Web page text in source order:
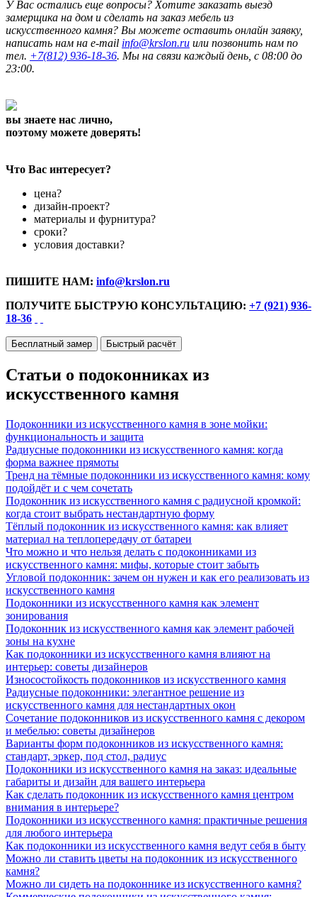
У Вас остались еще вопросы? Хотите заказать выезд
замерщика на дом и сделать на заказ мебель из
искусственного камня? Вы можете оставить онлайн заявку,
написать нам на e-mail info@krslon.ru или позвонить нам по
тел. +7(812) 936-18-36. Мы на связи каждый день, с 08:00 до
23:00.
вы знаете нас лично,
поэтому можете доверять!
Что Вас интересует?
цена?
дизайн-проект?
материалы и фурнитура?
сроки?
условия доставки?
ПИШИТЕ НАМ: info@krslon.ru
ПОЛУЧИТЕ БЫСТРУЮ КОНСУЛЬТАЦИЮ: +7 (921) 936-
18-36
Бесплатный замер Быстрый расчёт
Статьи о подоконниках из
искусственного камня
Подоконники из искусственного камня в зоне мойки:
функциональность и защита
Радиусные подоконники из искусственного камня: когда
форма важнее прямоты
Тренд на тёмные подоконники из искусственного камня: кому
подойдёт и с чем сочетать
Подоконник из искусственного камня с радиусной кромкой:
когда стоит выбрать нестандартную форму
Тёплый подоконник из искусственного камня: как влияет
материал на теплопередачу от батареи
Что можно и что нельзя делать с подоконниками из
искусственного камня: мифы, которые стоит забыть
Угловой подоконник: зачем он нужен и как его реализовать из
искусственного камня
Подоконники из искусственного камня как элемент
зонирования
Подоконник из искусственного камня как элемент рабочей
зоны на кухне
Как подоконники из искусственного камня влияют на
интерьер: советы дизайнеров
Износостойкость подоконников из искусственного камня
Радиусные подоконники: элегантное решение из
искусственного камня для нестандартных окон
Сочетание подоконников из искусственного камня с декором
и мебелью: советы дизайнеров
Варианты форм подоконников из искусственного камня:
стандарт, эркер, под стол, радиус
Подоконники из искусственного камня на заказ: идеальные
габариты и дизайн для вашего интерьера
Как сделать подоконник из искусственного камня центром
внимания в интерьере?
Подоконники из искусственного камня: практичные решения
для любого интерьера
Как подоконники из искусственного камня ведут себя в быту
Можно ли ставить цветы на подоконник из искусственного
камня?
Можно ли сидеть на подоконнике из искусственного камня?